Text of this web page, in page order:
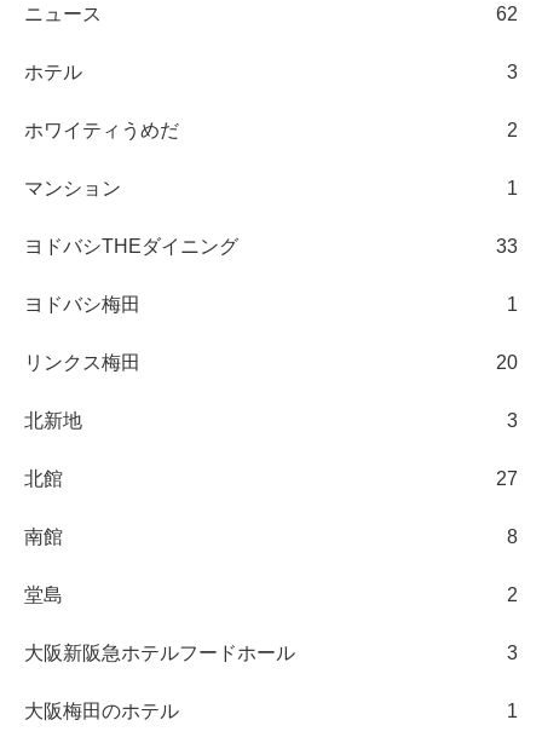
ニュース 62
ホテル 3
ホワイティうめだ 2
マンション 1
ヨドバシTHEダイニング 33
ヨドバシ梅田 1
リンクス梅田 20
北新地 3
北館 27
南館 8
堂島 2
大阪新阪急ホテルフードホール 3
大阪梅田のホテル 1